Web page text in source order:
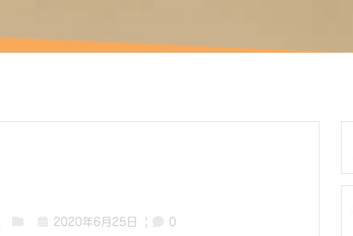
2020年6月25日 | 0